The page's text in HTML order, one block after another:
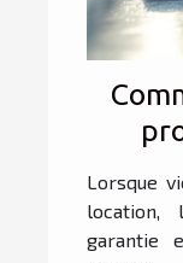
Lorsque
garantie